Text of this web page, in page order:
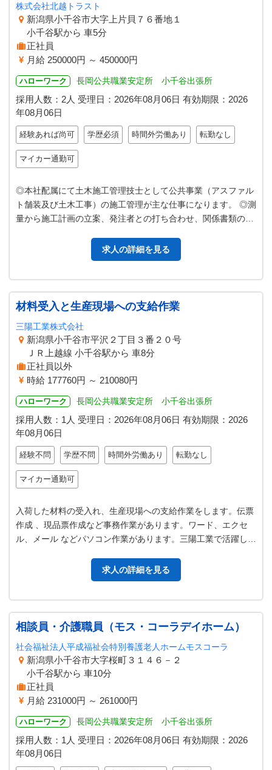
株式会社北越トラスト
新潟県小千谷市大字上片貝７６番地１
小千谷駅から 車5分
正社員
月給 250000円 ～ 450000円
ハローワーク 長岡公共職業安定所 小千谷出張所
採用人数：2人 受理日： 2026年08月06日 有効期限： 2026
年08月06日
経験あれば尚可 学歴必須 時間外労働あり 転勤なし
マイカー通勤可
◎本社配属にて土木施工管理技士として公共事業（アスファル
ト舗装及び土木工事）の施工管理が主な仕事になります。 ◎測
量から施工計画の立案、発注者との打ち合わせ、関係書類の作
求人の詳細を見る
材料受入と生産現場への支給作業
三陽工業株式会社
新潟県小千谷市平沢２丁目３番２０号
ＪＲ上越線 小千谷駅から 車8分
正社員以外
時給 177760円 ～ 210080円
ハローワーク 長岡公共職業安定所 小千谷出張所
採用人数：1人 受理日： 2026年08月06日 有効期限： 2026
年08月06日
経験不問 学歴不問 時間外労働あり 転勤なし
マイカー通勤可
入荷した材料の受入れ、生産現場への支給作業をします。伝票
作成 、現品票作成など事務作業があります。ワード、エクセ
ル、メール などパソコン作業があります。三陽工業で活躍して
求人の詳細を見る
相談員・介護職員（モス・コーラデイホーム）
社会福祉法人平成福祉会特別養護老人ホームモスコーラ
新潟県小千谷市大字桜町３１４６－２
小千谷駅から 車10分
正社員
月給 231000円 ～ 261000円
ハローワーク 長岡公共職業安定所 小千谷出張所
採用人数：1人 受理日： 2026年08月06日 有効期限： 2026
年08月06日